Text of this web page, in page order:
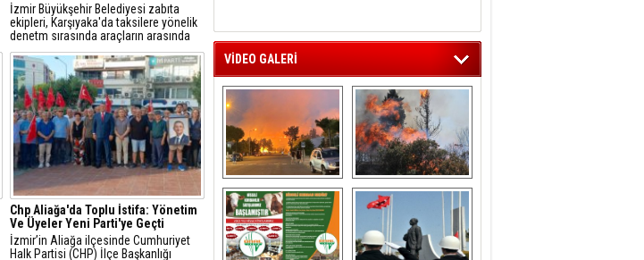
İzmir Büyükşehir Belediyesi zabıta
ekipleri, Karşıyaka'da taksilere yönelik
denetm sırasında araçların arasında
kalan yeşilbaşlı dişi ördeği fark ederek
trafiği durdurdu.
Chp Aliağa'da Toplu İstifa: Yönetim
Ve Üyeler Yeni Parti'ye Geçti
İzmir’in Aliağa ilçesinde Cumhuriyet
Halk Partisi (CHP) İlçe Başkanlığı
VİDEO GALERİ
Aliağa ‘da  otluk
alanda çıkan
yangın evlere
sıçramadan
söndürüldü
Aliağa'nın Ciğerleri